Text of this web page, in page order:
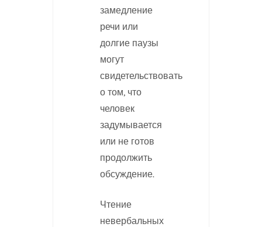
замедление
речи или
долгие паузы
могут
свидетельствовать
о том, что
человек
задумывается
или не готов
продолжить
обсуждение.
Чтение
невербальных